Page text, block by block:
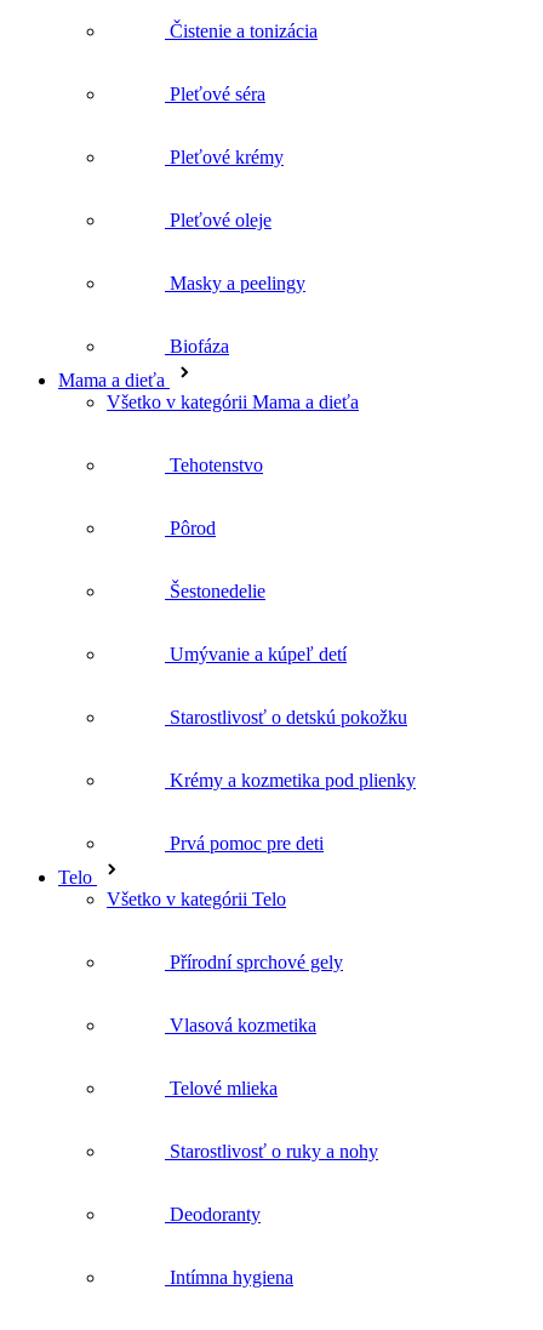
Čistenie a tonizácia
Pleťové séra
Pleťové krémy
Pleťové oleje
Masky a peelingy
Biofáza
Mama a dieťa
Všetko v kategórii Mama a dieťa
Tehotenstvo
Pôrod
Šestonedelie
Umývanie a kúpeľ detí
Starostlivosť o detskú pokožku
Krémy a kozmetika pod plienky
Prvá pomoc pre deti
Telo
Všetko v kategórii Telo
Přírodní sprchové gely
Vlasová kozmetika
Telové mlieka
Starostlivosť o ruky a nohy
Deodoranty
Intímna hygiena